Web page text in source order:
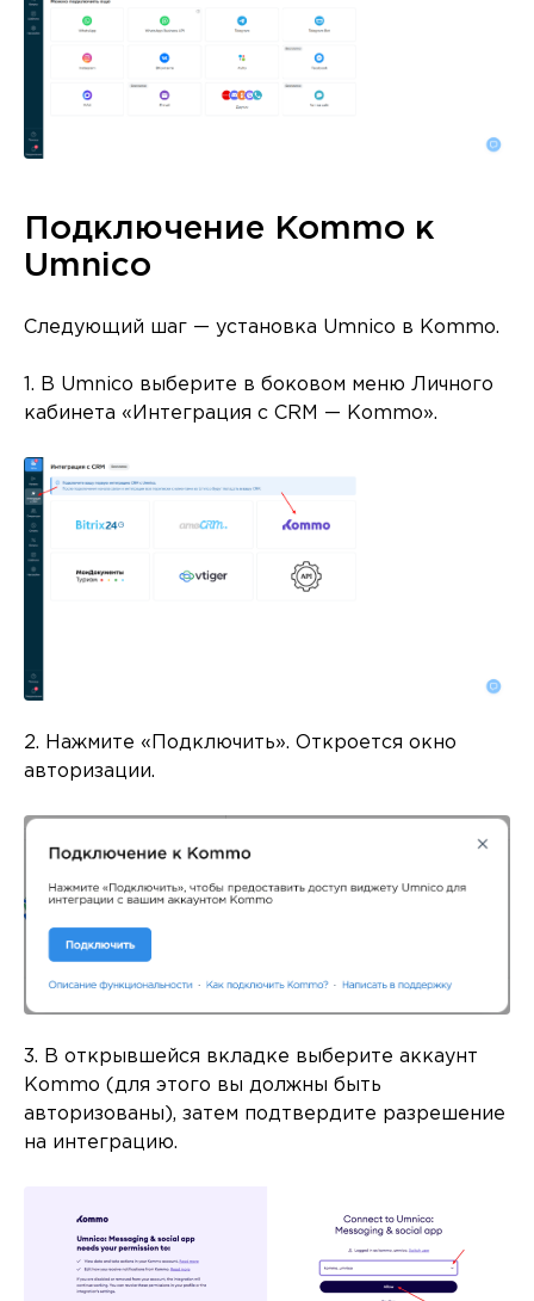
Подключение Kommo к
Umnico
Следующий шаг — установка Umnico в Kommo.
1. В Umnico выберите в боковом меню Личного
кабинета «Интеграция с CRM — Kommo».
2. Нажмите «Подключить». Откроется окно
авторизации.
3. В открывшейся вкладке выберите аккаунт
Kommo (для этого вы должны быть
авторизованы), затем подтвердите разрешение
на интеграцию.